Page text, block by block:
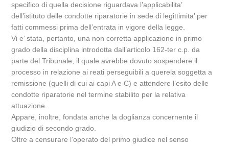
specifico di quella decisione riguardava l’applicabilita’
dell’istituto delle condotte riparatorie in sede di legittimita’ per
fatti commessi prima dell’entrata in vigore della legge.
Vi e’ stata, pertanto, una non corretta applicazione in primo
grado della disciplina introdotta dall’articolo 162-ter c.p. da
parte del Tribunale, il quale avrebbe dovuto sospendere il
processo in relazione ai reati perseguibili a querela soggetta a
remissione (quelli di cui ai capi A e C) e attendere l’esito delle
condotte riparatorie nel termine stabilito per la relativa
attuazione.
Appare, inoltre, fondata anche la doglianza concernente il
giudizio di secondo grado.
Oltre a censurare l’operato del primo giudice nel senso